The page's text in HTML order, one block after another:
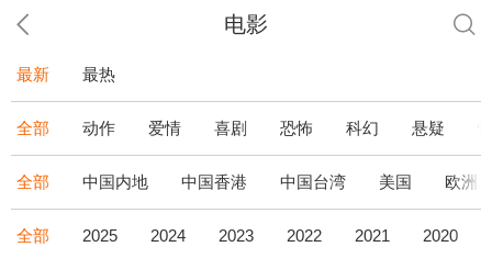
电影
最新 最热
全部 动作 爱情 喜剧 恐怖 科幻 悬疑
全部 中国内地 中国香港 中国台湾 美国 欧洲
全部 2025 2024 2023 2022 2021 2020